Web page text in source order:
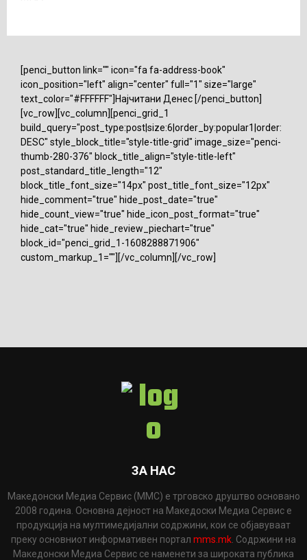
[penci_button link="" icon="fa fa-address-book"
icon_position="left" align="center" full="1" size="large"
text_color="#FFFFFF"]Најчитани Денес [/penci_button]
[vc_row][vc_column][penci_grid_1
build_query="post_type:post|size:6|order_by:popular1|order:
DESC" style_block_title="style-title-grid" image_size="penci-
thumb-280-376" block_title_align="style-title-left"
post_standard_title_length="12"
block_title_font_size="14px" post_title_font_size="12px"
hide_comment="true" hide_post_date="true"
hide_count_view="true" hide_icon_post_format="true"
hide_cat="true" hide_review_piechart="true"
block_id="penci_grid_1-1608288871906"
custom_markup_1=""][/vc_column][/vc_row]
ЗА НАС
Македонски Медиа Сервис (ММС) е трговско друштво основано
2008 година. Основна дејност на Македоски Медиа Сервис е
продукција на мултимедијални содржини, кои се објавуваат
преку основниот информативен портал mms.mk . Содржини на
Македонски Медиа Сервис се наменети за широката публика